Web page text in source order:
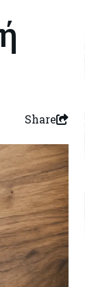
Share